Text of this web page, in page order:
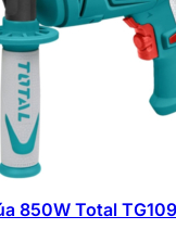
850W Total